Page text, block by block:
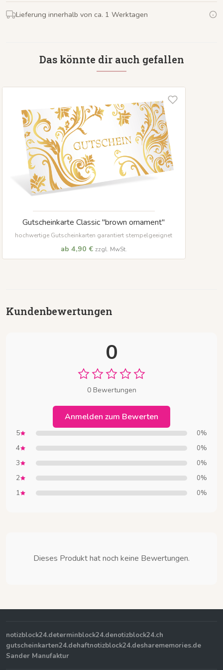
Lieferung innerhalb von ca. 1 Werktagen
Das könnte dir auch gefallen
Gutscheinkarte Classic "brown ornament"
hochwertige Gutscheinkarten garantiert stempelgeeignet
ab 4,90 € zzgl. MwSt.
Kundenbewertungen
0
0 Bewertungen
Anmelden zum Bewerten
5 0%
4 0%
3 0%
2 0%
1 0%
Dieses Produkt hat noch keine Bewertungen.
notizblock24.determinblock24.denotizblock24.ch
gutscheinkarten24.dehaftnotizblock24.desharememories.de
Sander Manufaktur